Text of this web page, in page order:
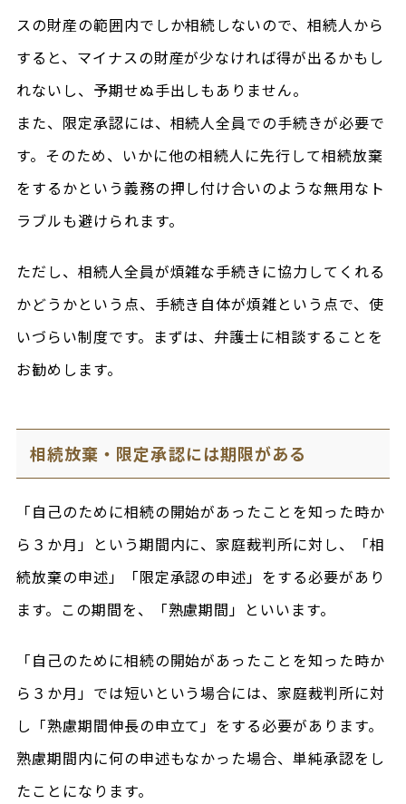
スの財産の範囲内でしか相続しないので、相続人から
すると、マイナスの財産が少なければ得が出るかもし
れないし、予期せぬ手出しもありません。
また、限定承認には、相続人全員での手続きが必要で
す。そのため、いかに他の相続人に先行して相続放棄
をするかという義務の押し付け合いのような無用なト
ラブルも避けられます。
ただし、相続人全員が煩雑な手続きに協力してくれる
かどうかという点、手続き自体が煩雑という点で、使
いづらい制度です。まずは、弁護士に相談することを
お勧めします。
相続放棄・限定承認には期限がある
「自己のために相続の開始があったことを知った時か
ら３か月」という期間内に、家庭裁判所に対し、「相
続放棄の申述」「限定承認の申述」をする必要があり
ます。この期間を、「熟慮期間」といいます。
「自己のために相続の開始があったことを知った時か
ら３か月」では短いという場合には、家庭裁判所に対
し「熟慮期間伸長の申立て」をする必要があります。
熟慮期間内に何の申述もなかった場合、単純承認をし
たことになります。